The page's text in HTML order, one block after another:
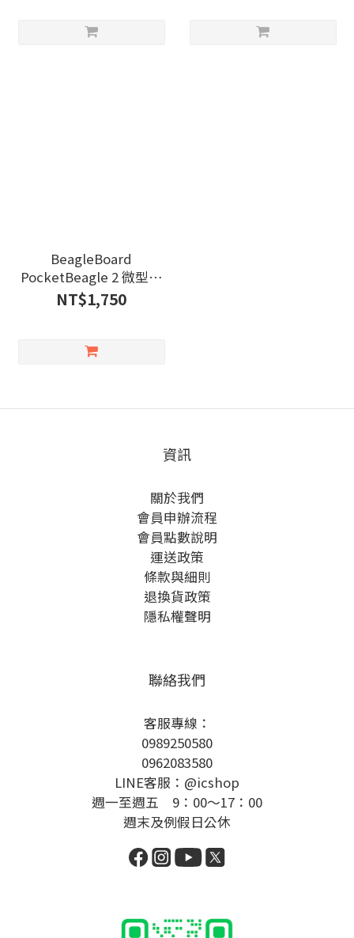
BeagleBoard
PocketBeagle 2 微型開
發板
NT$1,750
資訊
關於我們
會員申辦流程
會員點數說明
運送政策
條款與細則
退換貨政策
隱私權聲明
聯絡我們
客服專線：
0989250580
0962083580
LINE客服：@icshop
週一至週五 9：00～17：00
週末及例假日公休